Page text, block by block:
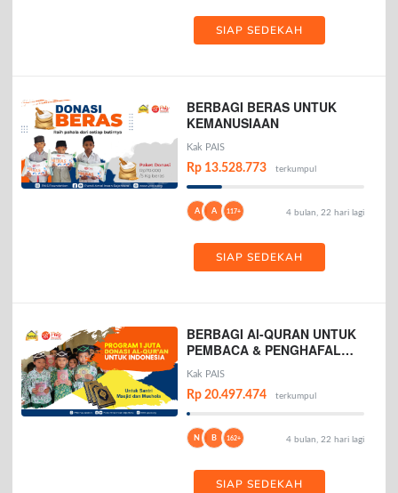
SIAP SEDEKAH
BERBAGI BERAS UNTUK
KEMANUSIAAN
Kak PAIS
Rp 13.528.773 terkumpul
A A 117+ 4 bulan, 22 hari lagi
SIAP SEDEKAH
BERBAGI Al-QURAN UNTUK
PEMBACA & PENGHAFAL
AL-QURAN
Kak PAIS
Rp 20.497.474 terkumpul
N B 162+ 4 bulan, 22 hari lagi
SIAP SEDEKAH